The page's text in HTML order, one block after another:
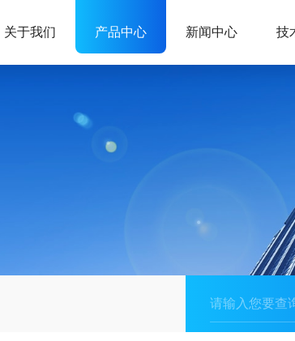
关于我们 产品中心 新闻中心 技